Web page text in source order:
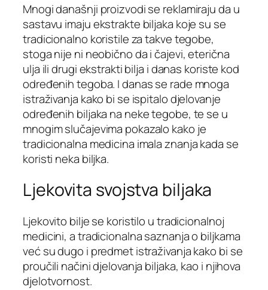
Mnogi današnji proizvodi se reklamiraju da u
sastavu imaju ekstrakte biljaka koje su se
tradicionalno koristile za takve tegobe,
stoga nije ni neobično da i čajevi, eterična
ulja ili drugi ekstrakti bilja i danas koriste kod
određenih tegoba. I danas se rade mnoga
istraživanja kako bi se ispitalo djelovanje
određenih biljaka na neke tegobe, te se u
mnogim slučajevima pokazalo kako je
tradicionalna medicina imala znanja kada se
koristi neka biljka.
Ljekovita svojstva biljaka
Ljekovito bilje se koristilo u tradicionalnoj
medicini, a tradicionalna saznanja o biljkama
već su dugo i predmet istraživanja kako bi se
proučili načini djelovanja biljaka, kao i njihova
djelotvornost.